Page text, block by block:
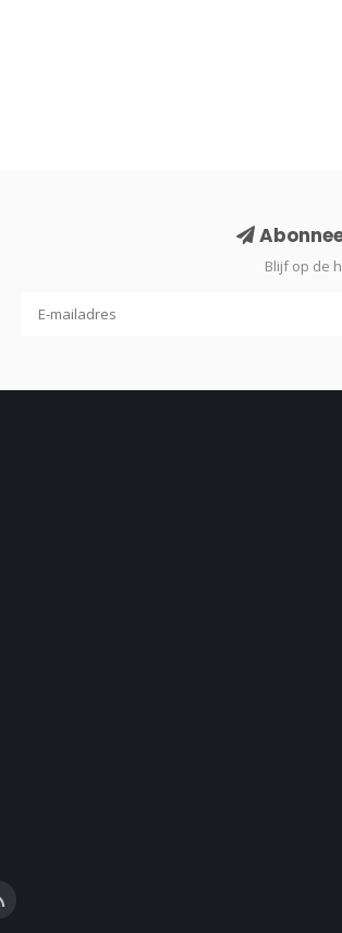
Blijf op de